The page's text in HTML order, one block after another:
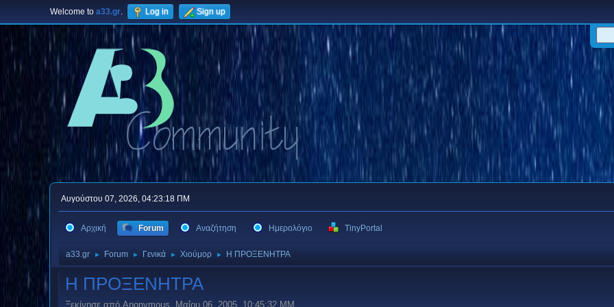
Welcome to a33.gr. Log in Sign up
Αυγούστου 07, 2026, 04:23:18 ΠΜ
Αρχική Forum Αναζήτηση Ημερολόγιο TinyPortal
a33.gr ► Forum ► Γενικά ► Χιούμορ ► Η ΠΡΟΞΕΝΗΤΡΑ
Η ΠΡΟΞΕΝΗΤΡΑ
Ξεκίνησε από Anonymous, Μαΐου 06, 2005, 10:45:32 ΜΜ